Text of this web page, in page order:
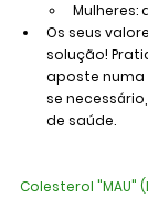
Mulheres:
Os seus
solução!
aposte numa
se
de saúde.
Colesterol "MAU"